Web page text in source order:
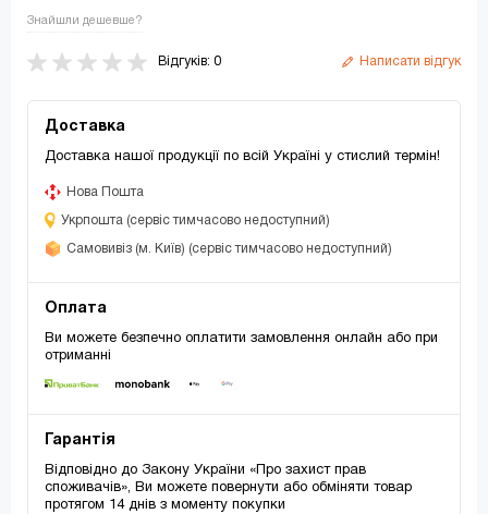
Знайшли дешевше?
Відгуків: 0 Написати відгук
Доставка
Доставка нашої продукції по всій Україні у стислий термін!
Нова Пошта
Укрпошта (сервіс тимчасово недоступний)
Самовивіз (м. Київ) (сервіс тимчасово недоступний)
Оплата
Ви можете безпечно оплатити замовлення онлайн або при
отриманні
Гарантія
Відповідно до Закону України «Про захист прав
споживачів», Ви можете повернути або обміняти товар
протягом 14 днів з моменту покупки